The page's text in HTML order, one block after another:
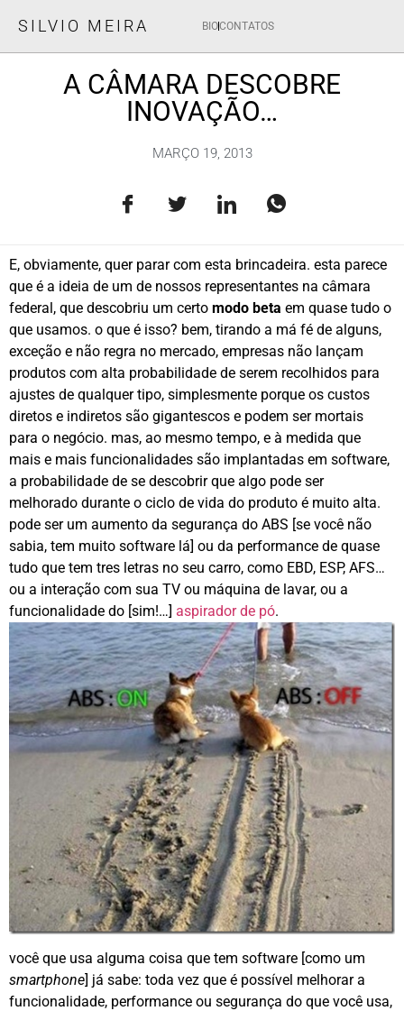
SILVIO MEIRA BIOCONTATOS
A CÂMARA DESCOBRE
INOVAÇÃO…
MARÇO 19, 2013
E, obviamente, quer parar com esta brincadeira. esta parece
que é a ideia de um de nossos representantes na câmara
federal, que descobriu um certo modo beta em quase tudo o
que usamos. o que é isso? bem, tirando a má fé de alguns,
exceção e não regra no mercado, empresas não lançam
produtos com alta probabilidade de serem recolhidos para
ajustes de qualquer tipo, simplesmente porque os custos
diretos e indiretos são gigantescos e podem ser mortais
para o negócio. mas, ao mesmo tempo, e à medida que
mais e mais funcionalidades são implantadas em software,
a probabilidade de se descobrir que algo pode ser
melhorado durante o ciclo de vida do produto é muito alta.
pode ser um aumento da segurança do ABS [se você não
sabia, tem muito software lá] ou da performance de quase
tudo que tem tres letras no seu carro, como EBD, ESP, AFS…
ou a interação com sua TV ou máquina de lavar, ou a
funcionalidade do [sim!…] aspirador de pó.
você que usa alguma coisa que tem software [como um
smartphone] já sabe: toda vez que é possível melhorar a
funcionalidade, performance ou segurança do que você usa,